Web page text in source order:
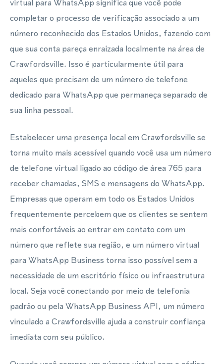
virtual para WhatsApp significa que você pode
completar o processo de verificação associado a um
número reconhecido dos Estados Unidos, fazendo com
que sua conta pareça enraizada localmente na área de
Crawfordsville. Isso é particularmente útil para
aqueles que precisam de um número de telefone
dedicado para WhatsApp que permaneça separado de
sua linha pessoal.
Estabelecer uma presença local em Crawfordsville se
torna muito mais acessível quando você usa um número
de telefone virtual ligado ao código de área 765 para
receber chamadas, SMS e mensagens do WhatsApp.
Empresas que operam em todo os Estados Unidos
frequentemente percebem que os clientes se sentem
mais confortáveis ao entrar em contato com um
número que reflete sua região, e um número virtual
para WhatsApp Business torna isso possível sem a
necessidade de um escritório físico ou infraestrutura
local. Seja você conectando por meio de telefonia
padrão ou pela WhatsApp Business API, um número
vinculado a Crawfordsville ajuda a construir confiança
imediata com seu público.